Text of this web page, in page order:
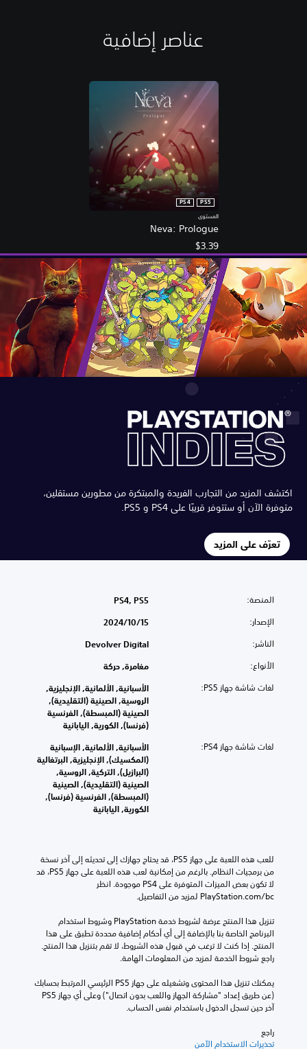
عناصر إضافية
Neva: Prologue
PS5
PS4
المستوى
$3.39
اكتشف المزيد من التجارب الفريدة والمبتكرة من مطورين مستقلين،
متوفرة الآن أو ستتوفر قريبًا على PS4 و PS5.
تعرّف على المزيد
المنصة: PS4, PS5
الإصدار: 15‏/10‏/2024
الناشر: Devolver Digital
الأنواع: مغامرة, حركة
لغات شاشة جهاز PS5:
الأسبانية, الألمانية, الإنجليزية,
الروسية, الصينية (التقليدية),
الصينية (المبسطة), الفرنسية
(فرنسا), الكورية, اليابانية
لغات شاشة جهاز PS4:
الأسبانية, الألمانية, الإسبانية
(المكسيك), الإنجليزية, البرتغالية
(البرازيل), التركية, الروسية,
الصينية (التقليدية), الصينية
(المبسطة), الفرنسية (فرنسا),
الكورية, اليابانية
للعب هذه اللعبة على جهاز PS5، قد يحتاج جهازك إلى تحديثه إلى آخر نسخة
من برمجيات النظام. بالرغم من إمكانية لعب هذه اللعبة على جهاز PS5، قد
لا تكون بعض الميزات المتوفرة على PS4 موجودة. انظر
‎PlayStation.com/bc لمزيد من التفاصيل.
تنزيل هذا المنتج عرضة لشروط خدمة‫ PlayStation وشروط استخدام
البرنامج الخاصة بنا بالإضافة إلى أي أحكام إضافية محددة تطبق على هذا
المنتج. إذا كنت لا ترغب في قبول هذه الشروط، لا تقم بتنزيل هذا المنتج.
راجع شروط الخدمة لمزيد من المعلومات الهامة.
يمكنك تنزيل هذا المحتوى وتشغيله على جهاز PS5 الرئيسي المرتبط بحسابك
(عن طريق إعداد "مشاركة الجهاز واللعب بدون اتصال") وعلى أي جهاز PS5
آخر حين تسجل الدخول باستخدام نفس الحساب.
راجع
تحذيرات الاستخدام الآمن